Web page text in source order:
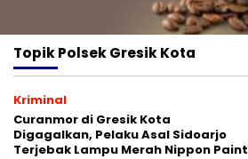
TopikPolsek Gresik Kota
Kriminal
Curanmor di Gresik Kota
Digagalkan, Pelaku Asal Sidoarjo
Terjebak Lampu Merah Nippon Paint